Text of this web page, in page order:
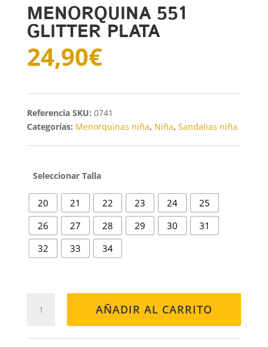
MENORQUINA 551
GLITTER PLATA
24,90€
Talla
20 21 22 23 24
25
26
27 28 29 30
31
32
33 34
PLATA
AÑADIR AL CARRITO
SKU: 0741
Categorías: Menorquinas niña, Niña, Sandalias niña